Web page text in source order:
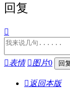
回复

表情 图片0
 返回本版